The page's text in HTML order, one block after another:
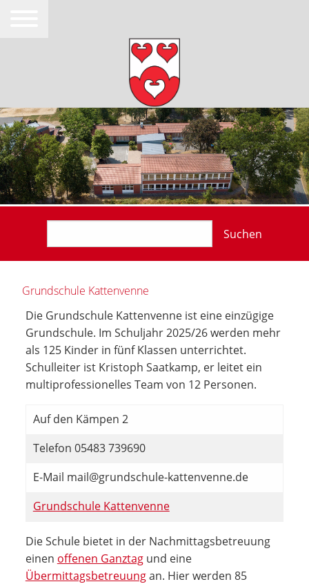
Suchen
Grundschule Kattenvenne
Die Grundschule Kattenvenne ist eine einzügige
Grundschule. Im Schuljahr 2025/26 werden mehr
als 125 Kinder in fünf Klassen unterrichtet.
Schulleiter ist Kristoph Saatkamp, er leitet ein
multiprofessionelles Team von 12 Personen.
Auf den Kämpen 2
Telefon 05483 739690
E-Mail mail@grundschule-kattenvenne.de
Grundschule Kattenvenne
Die Schule bietet in der Nachmittagsbetreuung
einen offenen Ganztagund eine
Übermittagsbetreuungan. Hier werden 85